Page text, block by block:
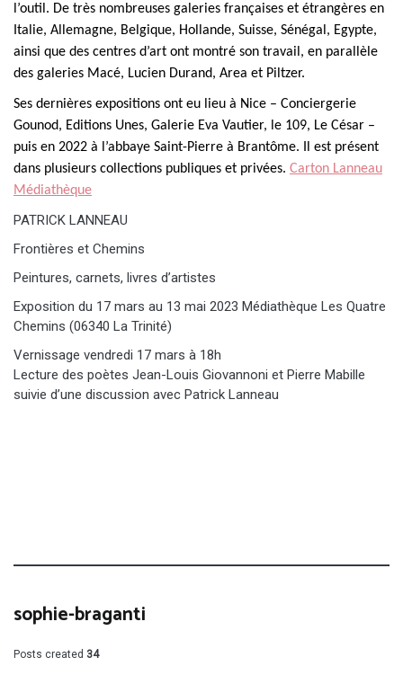
l’outil. De très nombreuses galeries françaises et étrangères en
Italie, Allemagne, Belgique, Hollande, Suisse, Sénégal, Egypte,
ainsi que des centres d’art ont montré son travail, en parallèle
des galeries Macé, Lucien Durand, Area et Piltzer.
Ses dernières expositions ont eu lieu à Nice – Conciergerie
Gounod, Editions Unes, Galerie Eva Vautier, le 109, Le César –
puis en 2022 à l’abbaye Saint-Pierre à Brantôme.
Il est présent
dans plusieurs collections publiques et privées. Carton Lanneau
Médiathèque
PATRICK LANNEAU
Frontières et Chemins
Peintures, carnets, livres d’artistes
Exposition du 17 mars au 13 mai 2023 Médiathèque Les Quatre
Chemins (06340 La Trinité)
Vernissage vendredi 17 mars à 18h
Lecture des poètes Jean-Louis Giovannoni et Pierre Mabille
suivie d’une discussion avec Patrick Lanneau
sophie-braganti
Posts created 34